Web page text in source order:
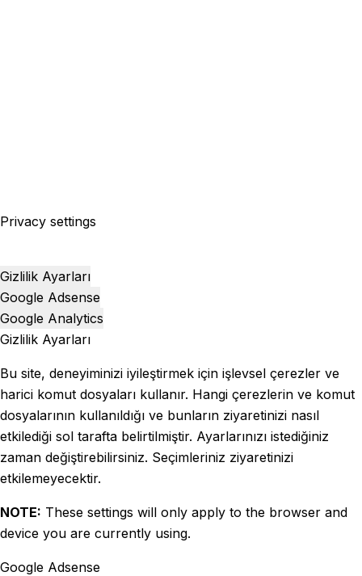
Privacy settings
Gizlilik Ayarları
Google Adsense
Google Analytics
Gizlilik Ayarları
Bu site, deneyiminizi iyileştirmek için işlevsel çerezler ve
harici komut dosyaları kullanır. Hangi çerezlerin ve komut
dosyalarının kullanıldığı ve bunların ziyaretinizi nasıl
etkilediği sol tarafta belirtilmiştir. Ayarlarınızı istediğiniz
zaman değiştirebilirsiniz. Seçimleriniz ziyaretinizi
etkilemeyecektir.
NOTE: These settings will only apply to the browser and
device you are currently using.
Google Adsense